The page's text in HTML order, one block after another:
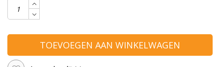
TOEVOEGEN AAN WINKELWAGEN